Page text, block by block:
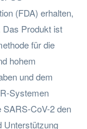
(FDA) erhalten,
Das Produkt ist
für die
hohem
und dem
Systemen
CoV-2 den
Unterstützung